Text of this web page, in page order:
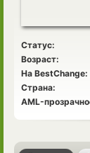
Статус:
Возраст:
На BestChange:
Страна:
AML-